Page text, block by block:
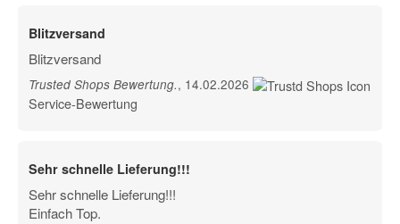
Blitzversand
Blitzversand
Trusted Shops Bewertung., 14.02.2026
Service-Bewertung
Sehr schnelle Lieferung!!!
Sehr schnelle Lieferung!!!
Einfach Top.